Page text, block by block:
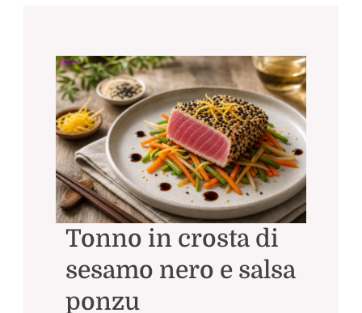
Tonno in crosta di
sesamo nero e salsa
ponzu